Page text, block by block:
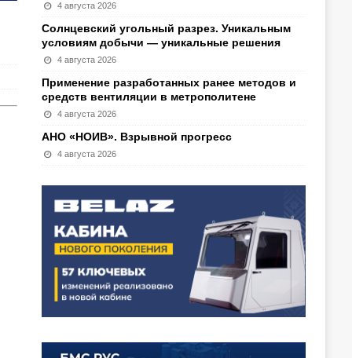
4 августа 2026
Солнцевский угольный разрез. Уникальным
условиям добычи — уникальные решения
4 августа 2026
Применение разработанных ранее методов и
средств вентиляции в метрополитене
4 августа 2026
АНО «НОИВ». Взрывной прогресс
4 августа 2026